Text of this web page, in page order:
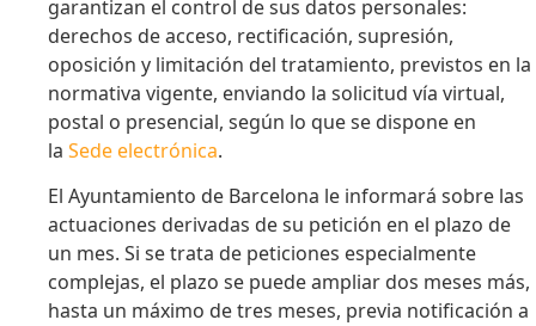
garantizan el control de sus datos personales:
derechos de acceso, rectificación, supresión,
oposición y limitación del tratamiento, previstos en la
normativa vigente, enviando la solicitud vía virtual,
postal o presencial, según lo que se dispone en
la Sede electrónica.
El Ayuntamiento de Barcelona le informará sobre las
actuaciones derivadas de su petición en el plazo de
un mes. Si se trata de peticiones especialmente
complejas, el plazo se puede ampliar dos meses más,
hasta un máximo de tres meses, previa notificación a